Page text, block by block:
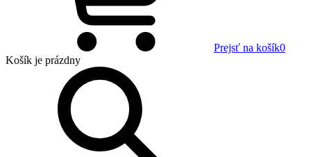
Prejsť na košík0
Košík je prázdny